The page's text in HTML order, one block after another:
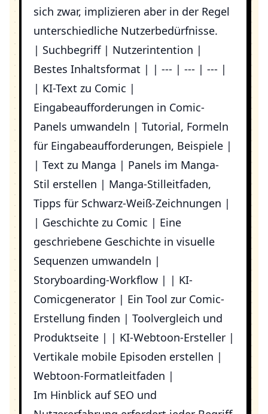
sich zwar, implizieren aber in der Regel
unterschiedliche Nutzerbedürfnisse.
| Suchbegriff | Nutzerintention |
Bestes Inhaltsformat | | --- | --- | --- |
| KI-Text zu Comic |
Eingabeaufforderungen in Comic-
Panels umwandeln | Tutorial, Formeln
für Eingabeaufforderungen, Beispiele |
| Text zu Manga | Panels im Manga-
Stil erstellen | Manga-Stilleitfaden,
Tipps für Schwarz-Weiß-Zeichnungen |
| Geschichte zu Comic | Eine
geschriebene Geschichte in visuelle
Sequenzen umwandeln |
Storyboarding-Workflow | | KI-
Comicgenerator | Ein Tool zur Comic-
Erstellung finden | Toolvergleich und
Produktseite | | KI-Webtoon-Ersteller |
Vertikale mobile Episoden erstellen |
Webtoon-Formatleitfaden |
Im Hinblick auf SEO und